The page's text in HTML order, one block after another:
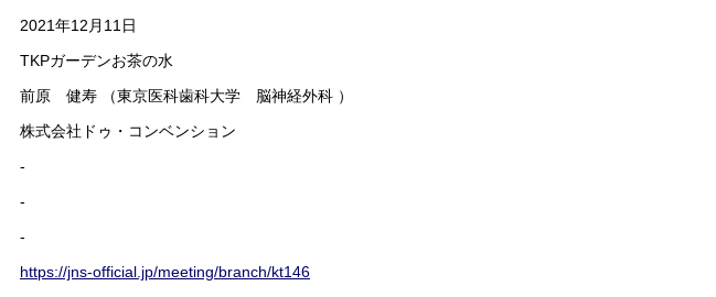
2021年12月11日
TKPガーデンお茶の水
前原 健寿 （東京医科歯科大学 脳神経外科 ）
株式会社ドゥ・コンベンション
-
-
-
https://jns-official.jp/meeting/branch/kt146